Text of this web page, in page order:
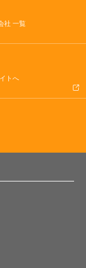
社 一覧
トへ